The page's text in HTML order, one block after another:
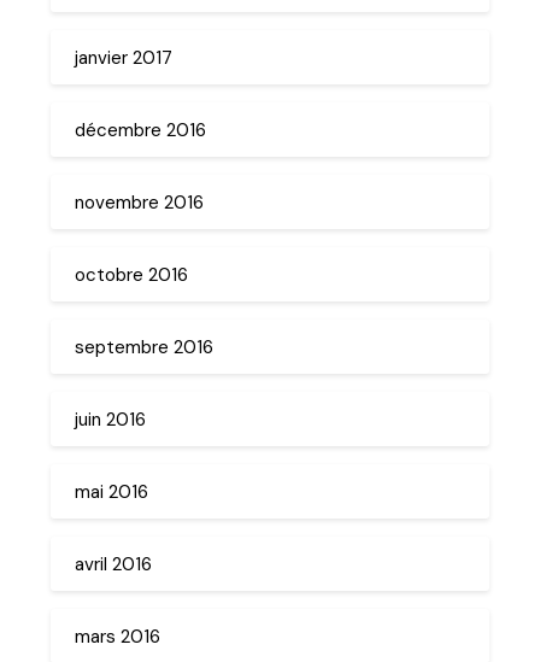
janvier 2017
décembre 2016
novembre 2016
octobre 2016
septembre 2016
juin 2016
mai 2016
avril 2016
mars 2016